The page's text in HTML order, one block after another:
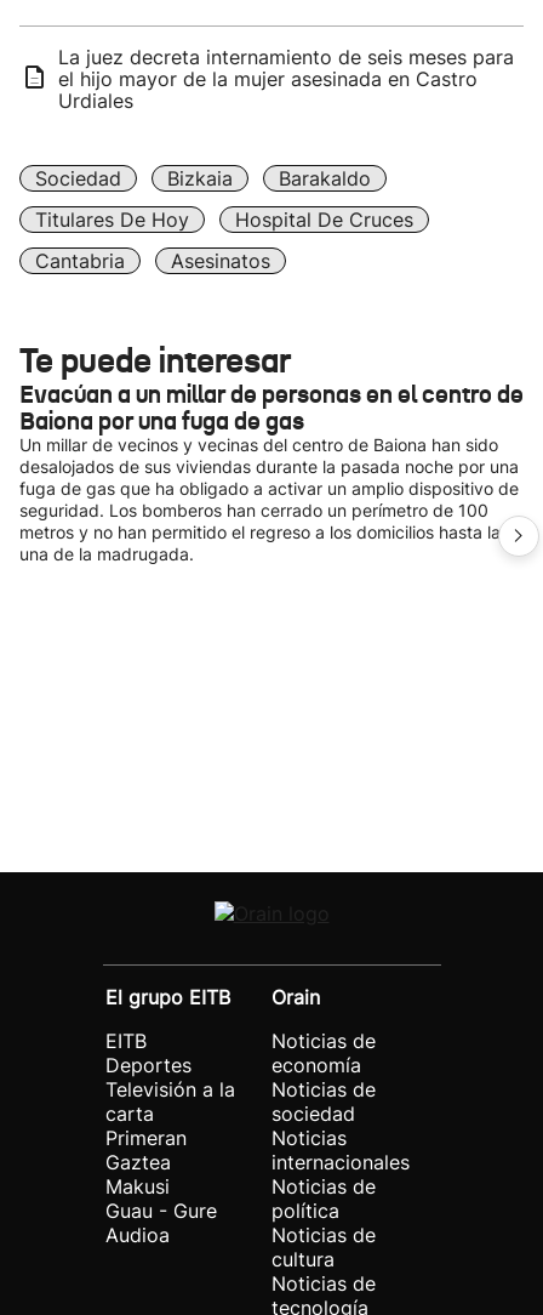
La juez decreta internamiento de seis meses para
el hijo mayor de la mujer asesinada en Castro
Urdiales
Sociedad Bizkaia
Barakaldo
Titulares De Hoy
Hospital De Cruces
Cantabria
Asesinatos
Te puede interesar
Evacúan a un millar de personas en el centro de
Baiona por una fuga de gas
Un millar de vecinos y vecinas del centro de Baiona han sido
desalojados de sus viviendas durante la pasada noche por una
fuga de gas que ha obligado a activar un amplio dispositivo de
seguridad. Los bomberos han cerrado un perímetro de 100
metros y no han permitido el regreso a los domicilios hasta la
una de la madrugada.
El grupo EITB
EITB
Deportes
Televisión a la
carta
Primeran
Gaztea
Makusi
Guau - Gure
Audioa
Orain
Noticias de
economía
Noticias de
sociedad
Noticias
internacionales
Noticias de
política
Noticias de
cultura
Noticias de
tecnología